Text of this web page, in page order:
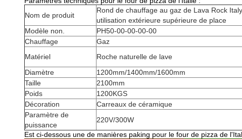
Nom de produit
Rond de chauffage au gaz de Lava Rock
utilisation extérieure supérieure de place
Modèle non.
PH50-00-00-00-00
Chauffage
Gaz
Matériel
Roche naturelle de lave
Diamètre
1200mm/1400mm/1600mm
Taille
2100mm
Poids
1200KGS
Décoration
Carreaux de céramique
Paramètre de
puissance
220V/300W
Est ci-dessous une de manières paking pour le four de pizza de